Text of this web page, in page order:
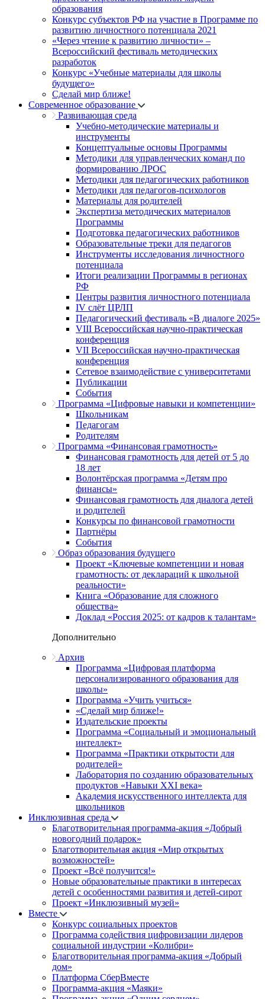
образования
Конкурс субъектов РФ на участие в Программе по
развитию личностного потенциала 2021
«Через чтение к развитию личности» –
Всероссийский фестиваль методических
разработок
Конкурс «Учебные материалы для школы
будущего»
Сделай мир ближе!
Современное образование
Развивающая среда
Учебно-методические материалы и
инструменты
Концептуальные основы Программы
Методики для управленческих команд по
формированию ЛРОС
Методики для педагогических работников
Методики для педагогов-психологов
Материалы для родителей
Экспертиза методических материалов
Программы
Подготовка педагогических работников
Образовательные треки для педагогов
Инструменты исследования личностного
потенциала
Итоги реализации Программы в регионах
РФ
Центры развития личностного потенциала
IV слёт ЦРЛП
Педагогический фестиваль «В диалоге 2025»
VIII Всероссийская научно-практическая
конференция
VII Всероссийская научно-практическая
конференция
Сетевое взаимодействие с университетами
Публикации
События
Программа «Цифровые навыки и компетенции»
Школьникам
Педагогам
Родителям
Программа «Финансовая грамотность»
Финансовая грамотность для детей от 5 до
18 лет
Волонтёрская программа «Детям про
финансы»
Финансовая грамотность для диалога детей
и родителей
Конкурсы по финансовой грамотности
Партнёры
События
Образ образования будущего
Проект «Ключевые компетенции и новая
грамотность: от деклараций к школьной
реальности»
Книга «Образование для сложного
общества»
Доклад «Россия 2025: от кадров к талантам»
Дополнительно
Архив
Программа «Цифровая платформа
персонализированного образования для
школы»
Программа «Учить учиться»
«Сделай мир ближе!»
Издательские проекты
Программа «Социальный и эмоциональный
интеллект»
Программа «Практики открытости для
родителей»
Лаборатория по созданию образовательных
продуктов «Навыки XXI века»
Академия искусственного интеллекта для
школьников
Инклюзивная среда
Благотворительная программа-акция «Добрый
новогодний подарок»
Благотворительная акция «Мир открытых
возможностей»
Проект «Всё получится!»
Новые образовательные практики в интересах
детей с особенностями развития и детей-сирот
Проект «Инклюзивный музей»
Вместе
Конкурс социальных проектов
Программа содействия цифровизации лидеров
социальной индустрии «Колибри»
Благотворительная программа-акция «Добрый
дом»
Платформа СберВместе
Программа-акция «Маяки»